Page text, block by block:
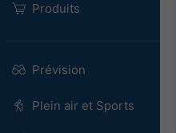
Produits
Prévision
Plein air et Sports